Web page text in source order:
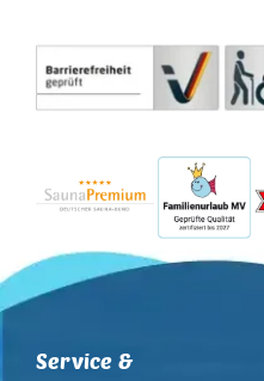
Service &